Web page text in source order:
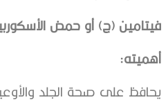
فيتامين (ج) أو حمض
أهميته:
يحافظ على صحة الجلد